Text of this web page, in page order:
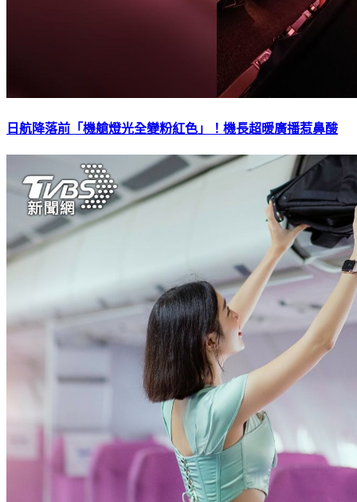
日航降落前「機艙燈光全變粉紅色」！機長超暖廣播惹鼻酸